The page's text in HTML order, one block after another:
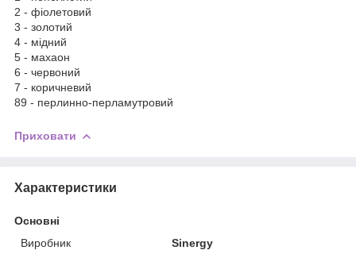
2 - фіолетовий
3 - золотий
4 - мідний
5 - махаон
6 - червоний
7 - коричневий
89 - перлинно-перламутровий
Приховати
Характеристики
Основні
Виробник
Sinergy